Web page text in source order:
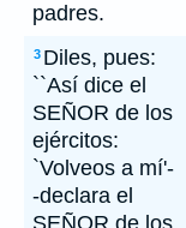
padres.
3 Diles, pues:
``Así dice el
SEÑOR de los
ejércitos:
`Volveos a mí'-
-declara el
SEÑOR de los